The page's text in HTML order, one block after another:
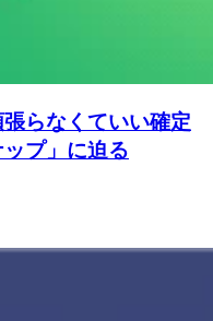
らなくていい確定
プ」に迫る